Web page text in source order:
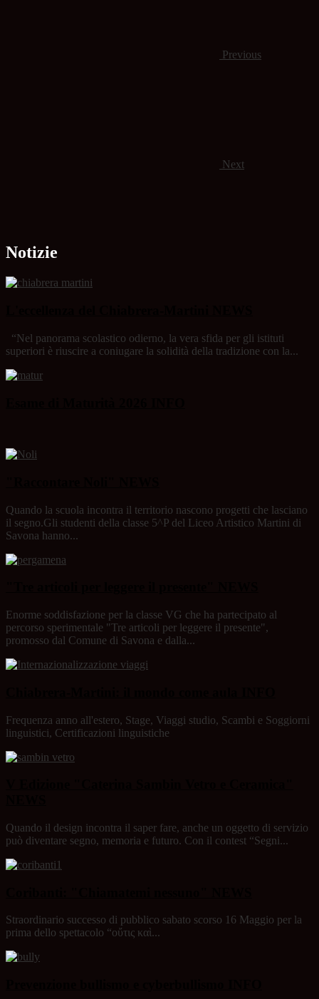
Previous
Next
Notizie
“Nel panorama scolastico odierno, la vera sfida per gli istituti
superiori è riuscire a coniugare la solidità della tradizione con la...
Quando la scuola incontra il territorio nascono progetti che lasciano
il segno.Gli studenti della classe 5^P del Liceo Artistico Martini di
Savona hanno...
Enorme soddisfazione per la classe VG che ha partecipato al
percorso sperimentale "Tre articoli per leggere il presente",
promosso dal Comune di Savona e dalla...
Frequenza anno all'estero, Stage, Viaggi studio, Scambi e Soggiorni
linguistici, Certificazioni linguistiche
Quando il design incontra il saper fare, anche un oggetto di servizio
può diventare segno, memoria e futuro. Con il contest “Segni...
Straordinario successo di pubblico sabato scorso 16 Maggio per la
prima dello spettacolo “οὔτις καὶ...